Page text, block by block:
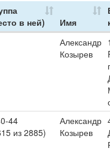
в ней)
Имя
Александр
Козырев
44
из 2885)
Александр
Козырев